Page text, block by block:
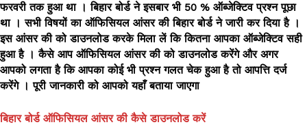
फरवरी तक हुआ था । बिहार बोर्ड ने इसबार भी 50 % ऑब्जेक्टिव प्रश्न पूछा
था । सभी विषयों का ऑफिसियल आंसर की बिहार बोर्ड ने जारी कर दिया है ।
इस आंसर की को डाउनलोड करके मिला लें कि कितना आपका ऑब्जेक्टिव सही
हुआ है । कैसे आप ऑफिसियल आंसर की को डाउनलोड करेंगे और अगर
आपको लगता है कि आपका कोई भी प्रश्न गलत चेक हुआ है तो आपत्ति दर्ज
करेंगे । पूरी जानकारी को आपको यहाँ बताया जाएगा
बिहार बोर्ड ऑफिसियल आंसर की कैसे डाउनलोड करें